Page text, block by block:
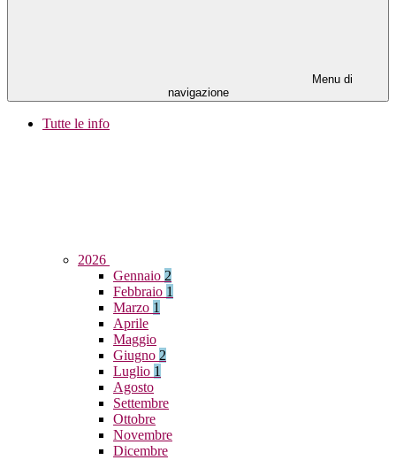
Menu di
navigazione
Tutte le info
2026
Gennaio 2
Febbraio 1
Marzo 1
Aprile
Maggio
Giugno 2
Luglio 1
Agosto
Settembre
Ottobre
Novembre
Dicembre